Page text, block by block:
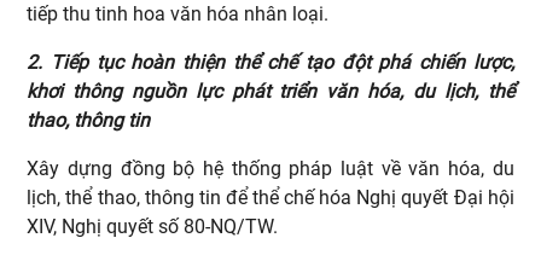
tiếp thu tinh hoa văn hóa nhân loại.
2. Tiếp tục hoàn thiện thể chế tạo đột phá chiến lược,
khơi thông nguồn lực phát triển văn hóa, du lịch, thể
thao, thông tin
Xây dựng đồng bộ hệ thống pháp luật về văn hóa, du
lịch, thể thao, thông tin để thể chế hóa Nghị quyết Đại hội
XIV, Nghị quyết số 80-NQ/TW.